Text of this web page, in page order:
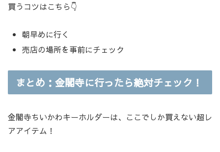
買うコツはこちら👇
朝早めに行く
売店の場所を事前にチェック
まとめ：金閣寺に行ったら絶対チェック！
金閣寺ちいかわキーホルダーは、ここでしか買えない超レ
アアイテム！